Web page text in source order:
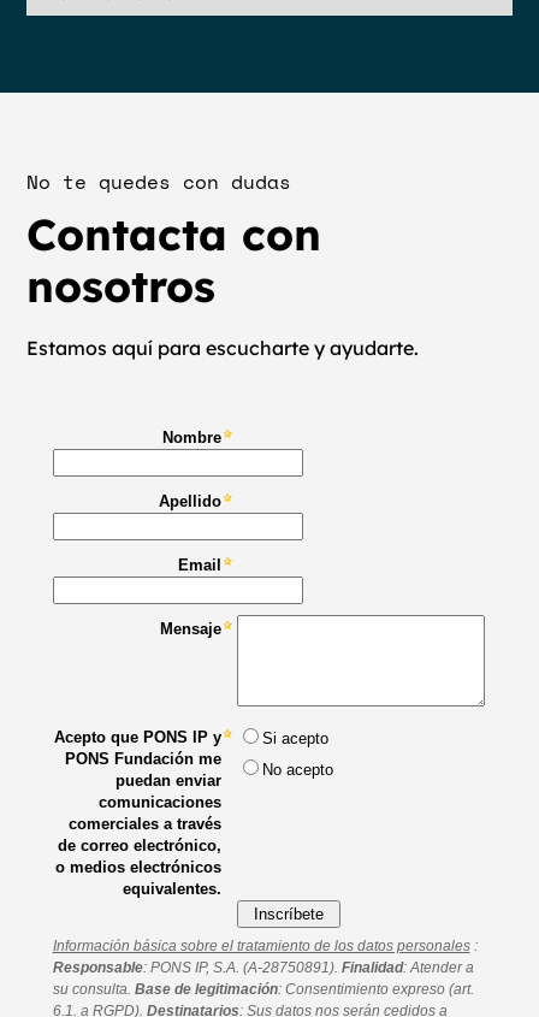
No te quedes con dudas
Contacta con
nosotros
Estamos aquí para escucharte y ayudarte.